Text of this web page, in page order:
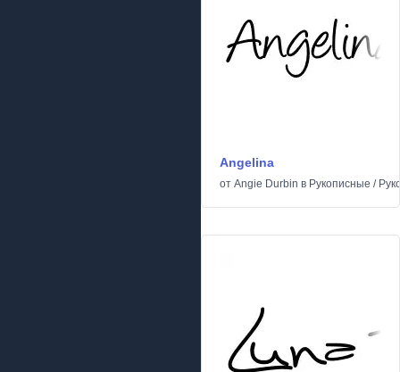
Angelina
от Angie Durbin в Рукописные /